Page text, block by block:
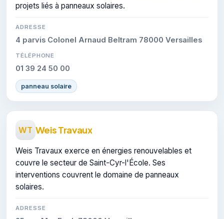
projets liés à panneaux solaires.
ADRESSE
4 parvis Colonel Arnaud Beltram 78000 Versailles
TÉLÉPHONE
01 39 24 50 00
panneau solaire
WT Weis Travaux
Weis Travaux exerce en énergies renouvelables et
couvre le secteur de Saint-Cyr-l'École. Ses
interventions couvrent le domaine de panneaux
solaires.
ADRESSE